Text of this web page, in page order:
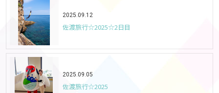
2025.09.12
佐渡旅行☆2025☆2日目
2025.09.05
佐渡旅行☆2025